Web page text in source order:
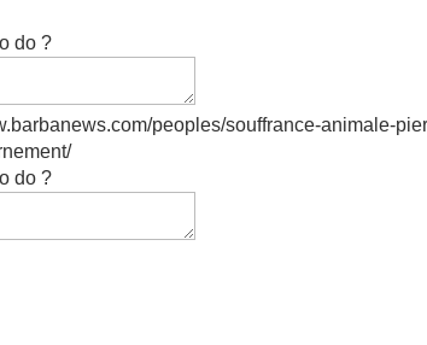
do ?
peoples/souffrance-animale-
do ?